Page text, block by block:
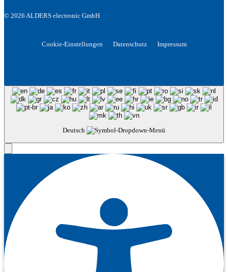
© 2026 ALDERS electronic GmbH
Cookie-Einstellungen Datenschutz Impressum
Deutsch